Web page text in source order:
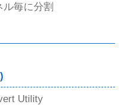
毎に分割
Utility